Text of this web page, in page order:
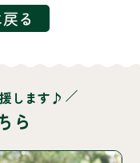
る
します♪
ら